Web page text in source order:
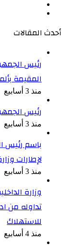
أحدث المقالات
رئيس
المقيمة
منذ 3 أسابيع
رئيس
منذ 3 أسابيع
باسم رئيس
لإطارات
منذ 3 أسابيع
وزارة
تداوله من
للاستهلاك
منذ 4 أسابيع